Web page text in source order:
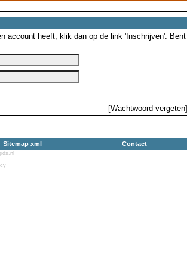
account heeft, klik dan op de link 'Inschrijven'. Bent
[Wachtwoord vergeten]
Sitemap xml Contact